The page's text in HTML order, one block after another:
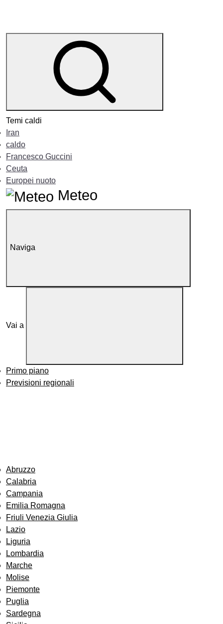
Temi caldi
Iran
caldo
Francesco Guccini
Ceuta
Europei nuoto
Meteo
Naviga
Vai a
Primo piano
Previsioni regionali
Abruzzo
Calabria
Campania
Emilia Romagna
Friuli Venezia Giulia
Lazio
Liguria
Lombardia
Marche
Molise
Piemonte
Puglia
Sardegna